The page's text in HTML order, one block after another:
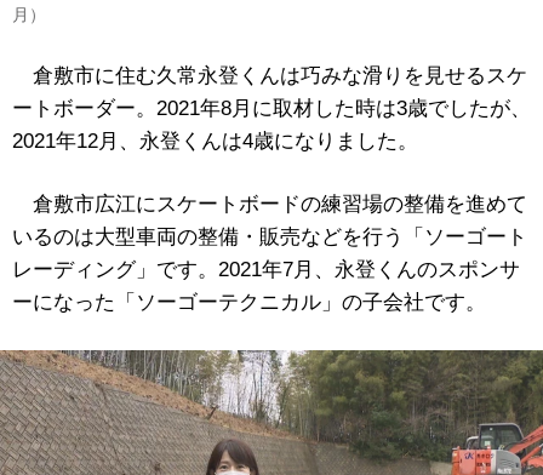
月）
倉敷市に住む久常永登くんは巧みな滑りを見せるスケ
ートボーダー。2021年8月に取材した時は3歳でしたが、
2021年12月、永登くんは4歳になりました。
倉敷市広江にスケートボードの練習場の整備を進めて
いるのは大型車両の整備・販売などを行う「ソーゴート
レーディング」です。2021年7月、永登くんのスポンサ
ーになった「ソーゴーテクニカル」の子会社です。